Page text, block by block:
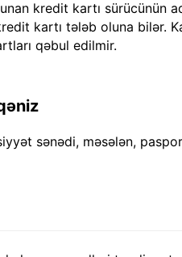
kredit kartı sürücünün
kartı tələb oluna bilər.
qəbul edilmir.
sənədi, məsələn,